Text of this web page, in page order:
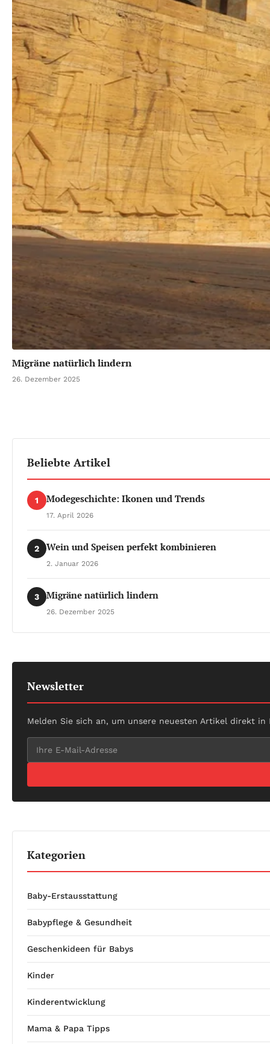
Migräne natürlich lindern
26. Dezember 2025
Beliebte Artikel
1 Modegeschichte: Ikonen und Trends
17. April 2026
2 Wein und Speisen perfekt kombinieren
2. Januar 2026
3 Migräne natürlich lindern
26. Dezember 2025
Newsletter
Melden Sie sich an, um unsere neuesten Artikel direkt
Kategorien
Baby-Erstausstattung
Babypflege & Gesundheit
Geschenkideen für Babys
Kinder
Kinderentwicklung
Mama & Papa Tipps